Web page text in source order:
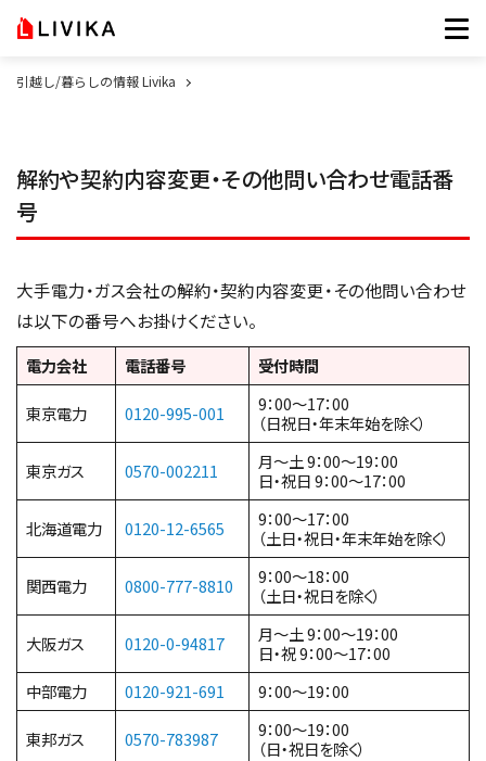
引越し/暮らしの情報 Livika
解約や契約内容変更・その他問い合わせ電話番
号
大手電力・ガス会社の解約・契約内容変更・その他問い合わせ
は以下の番号へお掛けください。
電力会社 電話番号 受付時間
東京電力 0120-995-001
9：00～17：00
（日祝日・年末年始を除く）
東京ガス 0570-002211
月～土 9：00～19：00
日・祝日 9：00～17：00
北海道電力 0120-12-6565
9：00～17：00
（土日・祝日・年末年始を除く）
関西電力 0800-777-8810
9：00～18：00
（土日・祝日を除く）
大阪ガス 0120-0-94817
月～土 9：00～19：00
日・祝 9：00～17：00
中部電力
0120-921-691 9：00～19：00
東邦ガス 0570-783987
9：00～19：00
（日・祝日を除く）